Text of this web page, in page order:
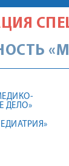
ДЕЛО»